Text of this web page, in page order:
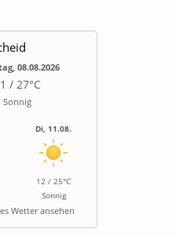
08.08.2026
/ 27°C
Sonnig
Di, 11.08.
12 / 25°C
Sonnig
Wetter ansehen